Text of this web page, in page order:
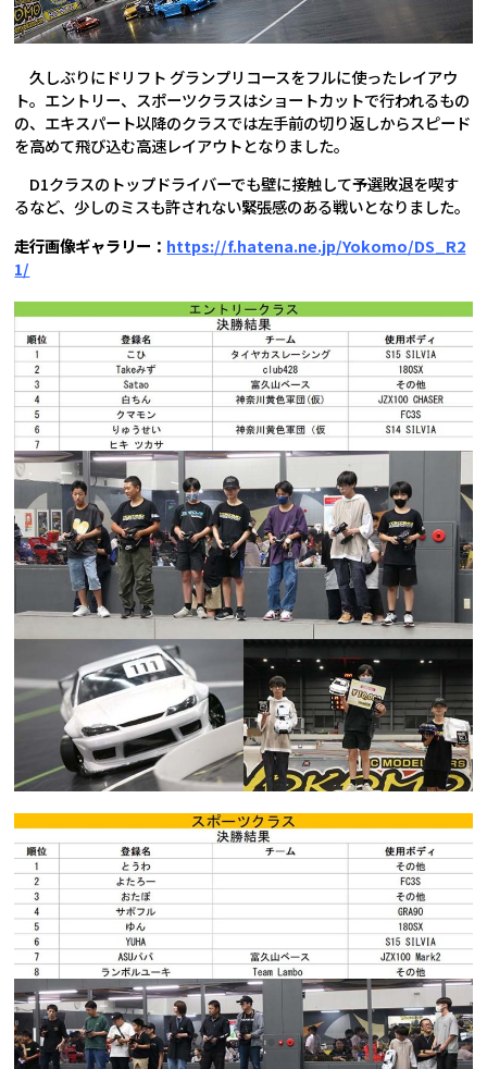
久しぶりにドリフト グランプリコースをフルに使ったレイアウ
ト。エントリー、スポーツクラスはショートカットで行われるもの
の、エキスパート以降のクラスでは左手前の切り返しからスピード
を高めて飛び込む高速レイアウトとなりました。
D1クラスのトップドライバーでも壁に接触して予選敗退を喫す
るなど、少しのミスも許されない緊張感のある戦いとなりました。
走行画像ギャラリー： https://f.hatena.ne.jp/Yokomo/DS_R2
1/